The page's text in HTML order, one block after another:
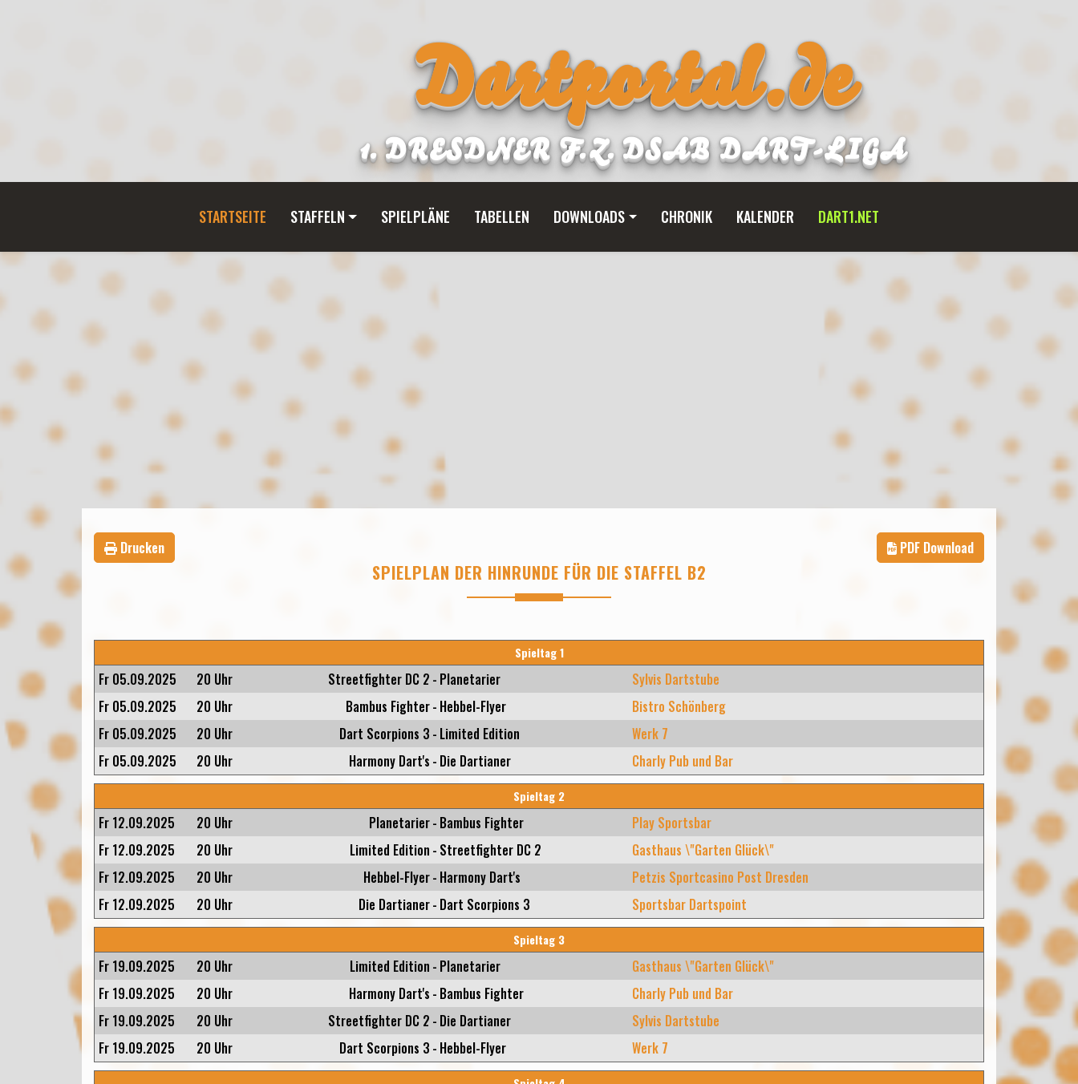
Dartportal.de
1. DRESDNER F.Z. DSAB DART-LIGA
STARTSEITE STAFFELN SPIELPLÄNE TABELLEN DOWNLOADS CHRONIK KALENDER DART1.NET
Drucken PDF Download
SPIELPLAN DER HINRUNDE FÜR DIE STAFFEL B2
Spieltag 1
Fr 05.09.2025 20 Uhr Streetfighter DC 2 - Planetarier
Sylvis Dartstube
Fr 05.09.2025
20 Uhr Bambus Fighter- Hebbel-Flyer
Bistro Schönberg
Fr 05.09.2025
20 Uhr Dart Scorpions 3 - Limited Edition
Werk 7
Fr 05.09.2025
20 Uhr Harmony Dart's - Die Dartianer Charly Pub und Bar
Spieltag 2
Fr 12.09.2025 20 Uhr Planetarier- Bambus Fighter
Play Sportsbar
Fr 12.09.2025
20 Uhr Limited Edition - Streetfighter DC 2
Gasthaus \"Garten Glück\"
Fr 12.09.2025
20 Uhr Hebbel-Flyer- Harmony Dart's
Petzis Sportcasino Post Dresden
Fr 12.09.2025
20 Uhr Die Dartianer- Dart Scorpions 3 Sportsbar Dartspoint
Spieltag 3
Fr 19.09.2025 20 Uhr Limited Edition - Planetarier
Gasthaus \"Garten Glück\"
Fr 19.09.2025
20 Uhr Harmony Dart's - Bambus Fighter
Charly Pub und Bar
Fr 19.09.2025
20 Uhr Streetfighter DC 2 - Die Dartianer
Sylvis Dartstube
Fr 19.09.2025
20 Uhr Dart Scorpions 3 - Hebbel-Flyer Werk 7